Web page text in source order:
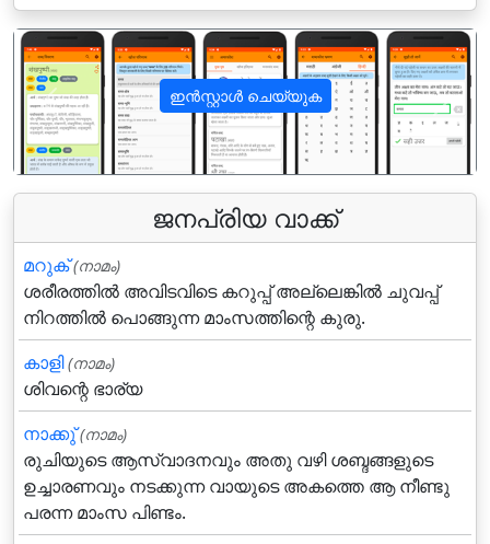
ഇൻസ്റ്റാൾ ചെയ്യുക
पिछला अगला
ജനപ്രിയ വാക്ക്
മറുക്‌ (നാമം)
ശരീരത്തില്‍ അവിടവിടെ കറുപ്പ്‌ അല്ലെങ്കില്‍ ചുവപ്പ്‌
നിറത്തില്‍ പൊങ്ങുന്ന മാംസത്തിന്റെ കുരു.
കാളി (നാമം)
ശിവന്റെ ഭാര്യ
നാക്കു്‌ (നാമം)
രുചിയുടെ ആസ്വാദനവും അതു വഴി ശബ്ദങ്ങളുടെ
ഉച്ചാരണവും നടക്കുന്ന വായുടെ അകത്തെ ആ നീണ്ടു
പരന്ന മാംസ പിണ്ടം.